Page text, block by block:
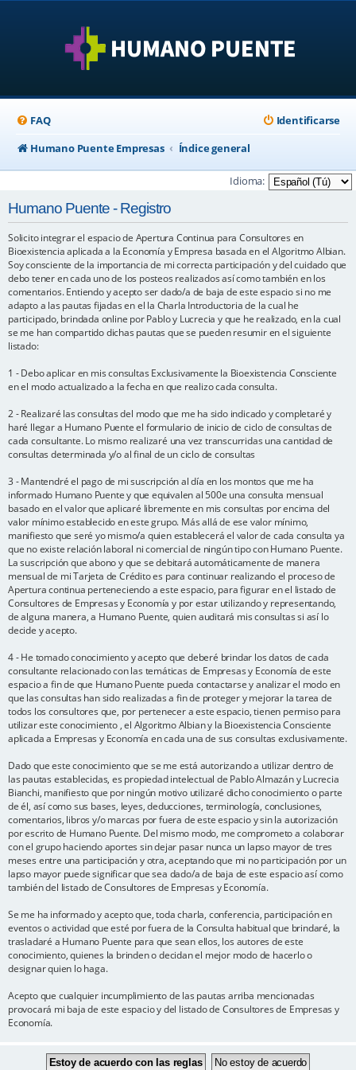
FAQ
Identificarse
Humano Puente Empresas
Índice general
Idioma:
Humano Puente - Registro
Solicito integrar el espacio de Apertura Continua para Consultores en
Bioexistencia aplicada a la Economía y Empresa basada en el Algoritmo Albian.
Soy consciente de la importancia de mi correcta participación y del cuidado que
debo tener en cada uno de los posteos realizados así como también en los
comentarios. Entiendo y acepto ser dado/a de baja de este espacio si no me
adapto a las pautas fijadas en el la Charla Introductoria de la cual he
participado, brindada online por Pablo y Lucrecia y que he realizado, en la cual
se me han compartido dichas pautas que se pueden resumir en el siguiente
listado:
1 - Debo aplicar en mis consultas Exclusivamente la Bioexistencia Consciente
en el modo actualizado a la fecha en que realizo cada consulta.
2 - Realizaré las consultas del modo que me ha sido indicado y completaré y
haré llegar a Humano Puente el formulario de inicio de ciclo de consultas de
cada consultante. Lo mismo realizaré una vez transcurridas una cantidad de
consultas determinada y/o al final de un ciclo de consultas
3 - Mantendré el pago de mi suscripción al día en los montos que me ha
informado Humano Puente y que equivalen al 500e una consulta mensual
basado en el valor que aplicaré libremente en mis consultas por encima del
valor mínimo establecido en este grupo. Más allá de ese valor mínimo,
manifiesto que seré yo mismo/a quien establecerá el valor de cada consulta ya
que no existe relación laboral ni comercial de ningún tipo con Humano Puente.
La suscripción que abono y que se debitará automáticamente de manera
mensual de mi Tarjeta de Crédito es para continuar realizando el proceso de
Apertura continua perteneciendo a este espacio, para figurar en el listado de
Consultores de Empresas y Economía y por estar utilizando y representando,
de alguna manera, a Humano Puente, quien auditará mis consultas si así lo
decide y acepto.
4 - He tomado conocimiento y acepto que deberé brindar los datos de cada
consultante relacionado con las temáticas de Empresas y Economía de este
espacio a fin de que Humano Puente pueda contactarse y analizar el modo en
que las consultas han sido realizadas a fin de proteger y mejorar la tarea de
todos los consultores que, por pertenecer a este espacio, tienen permiso para
utilizar este conocimiento , el Algoritmo Albian y la Bioexistencia Consciente
aplicada a Empresas y Economía en cada una de sus consultas exclusivamente.
Dado que este conocimiento que se me está autorizando a utilizar dentro de
las pautas establecidas, es propiedad intelectual de Pablo Almazán y Lucrecia
Bianchi, manifiesto que por ningún motivo utilizaré dicho conocimiento o parte
de él, así como sus bases, leyes, deducciones, terminología, conclusiones,
comentarios, libros y/o marcas por fuera de este espacio y sin la autorización
por escrito de Humano Puente. Del mismo modo, me comprometo a colaborar
con el grupo haciendo aportes sin dejar pasar nunca un lapso mayor de tres
meses entre una participación y otra, aceptando que mi no participación por un
lapso mayor puede significar que sea dado/a de baja de este espacio así como
también del listado de Consultores de Empresas y Economía.
Se me ha informado y acepto que, toda charla, conferencia, participación en
eventos o actividad que esté por fuera de la Consulta habitual que brindaré, la
trasladaré a Humano Puente para que sean ellos, los autores de este
conocimiento, quienes la brinden o decidan el mejor modo de hacerlo o
designar quien lo haga.
Acepto que cualquier incumplimiento de las pautas arriba mencionadas
provocará mi baja de este espacio y del listado de Consultores de Empresas y
Economía.